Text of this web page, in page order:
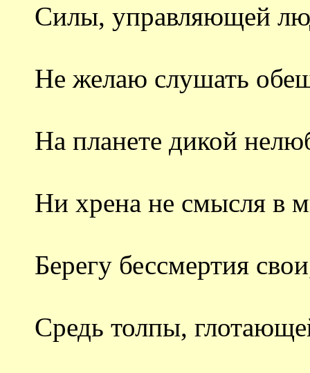
Силы, управляющей
Не желаю слушать
На планете дикой
Ни хрена не смысля в
Берегу бессмертия
Средь толпы,